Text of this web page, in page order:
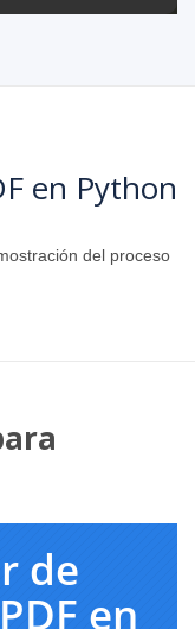
en Python
del proceso